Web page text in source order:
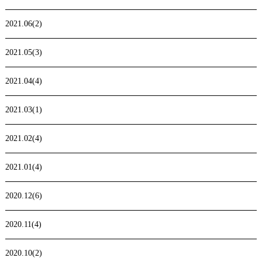
2021.06(2)
2021.05(3)
2021.04(4)
2021.03(1)
2021.02(4)
2021.01(4)
2020.12(6)
2020.11(4)
2020.10(2)